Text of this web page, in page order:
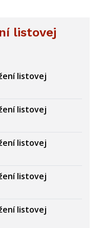
listovej
listovej
listovej
listovej
listovej
listovej